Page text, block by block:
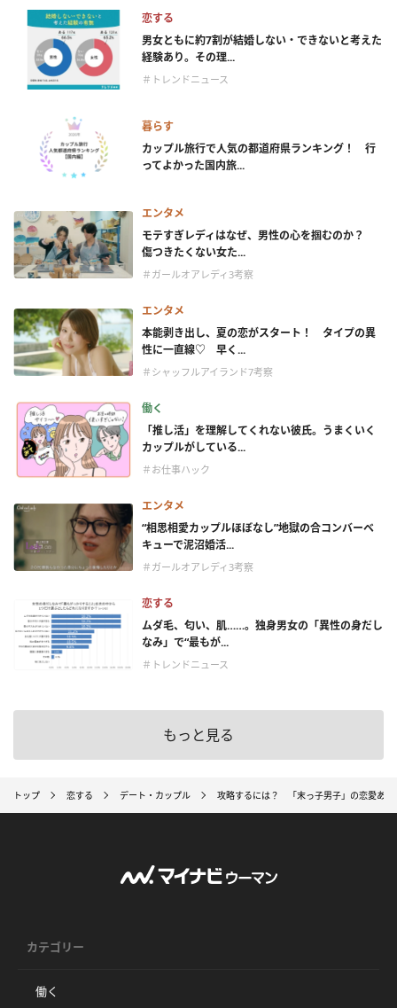
恋する
男女ともに約7割が結婚しない・できないと考えた
経験あり。その理...
＃トレンドニュース
暮らす
カップル旅行で人気の都道府県ランキング！ 行
ってよかった国内旅...
エンタメ
モテすぎレディはなぜ、男性の心を掴むのか？
傷つきたくない女た...
＃ガールオアレディ3考察
エンタメ
本能剥き出し、夏の恋がスタート！ タイプの異
性に一直線♡ 早く...
＃シャッフルアイランド7考察
働く
「推し活」を理解してくれない彼氏。うまくいく
カップルがしている...
＃お仕事ハック
エンタメ
“相思相愛カップルほぼなし”地獄の合コンバーベ
キューで泥沼婚活...
＃ガールオアレディ3考察
恋する
ムダ毛、匂い、肌……。独身男女の「異性の身だし
なみ」で“最もが...
＃トレンドニュース
もっと見る
トップ 恋する デート・カップル 攻略するには？ 「末っ子男子」の恋愛ある
カテゴリー
働く